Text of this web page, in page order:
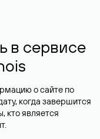
в сервисе
о сайте по
когда завершится
кто является